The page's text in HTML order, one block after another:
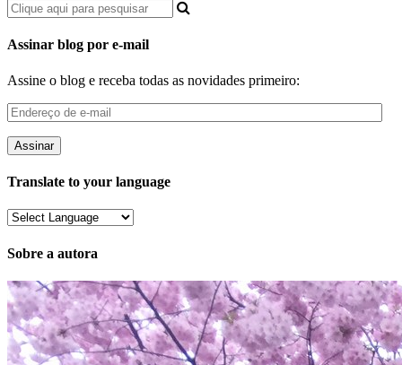
Assinar blog por e-mail
Assine o blog e receba todas as novidades primeiro:
Endereço
de
e-
mail
Translate to your language
Sobre a autora